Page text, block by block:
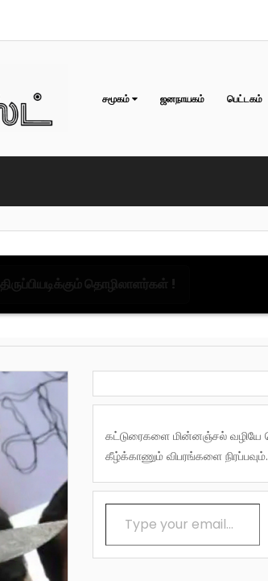
சமூகம் ஜனநாயகம் பெட்டகம்
திருப்பியடிக்கும் தொழிலாளர்கள் !
கட்டுரைகளை மின்னஞ்சல் வழியே பெற விரும்புவோர்,
கீழ்க்காணும் விபரங்களை நிரப்பவும்.
Type your email…